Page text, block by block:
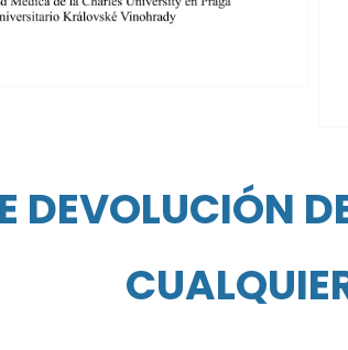
DEVOLUCIÓN